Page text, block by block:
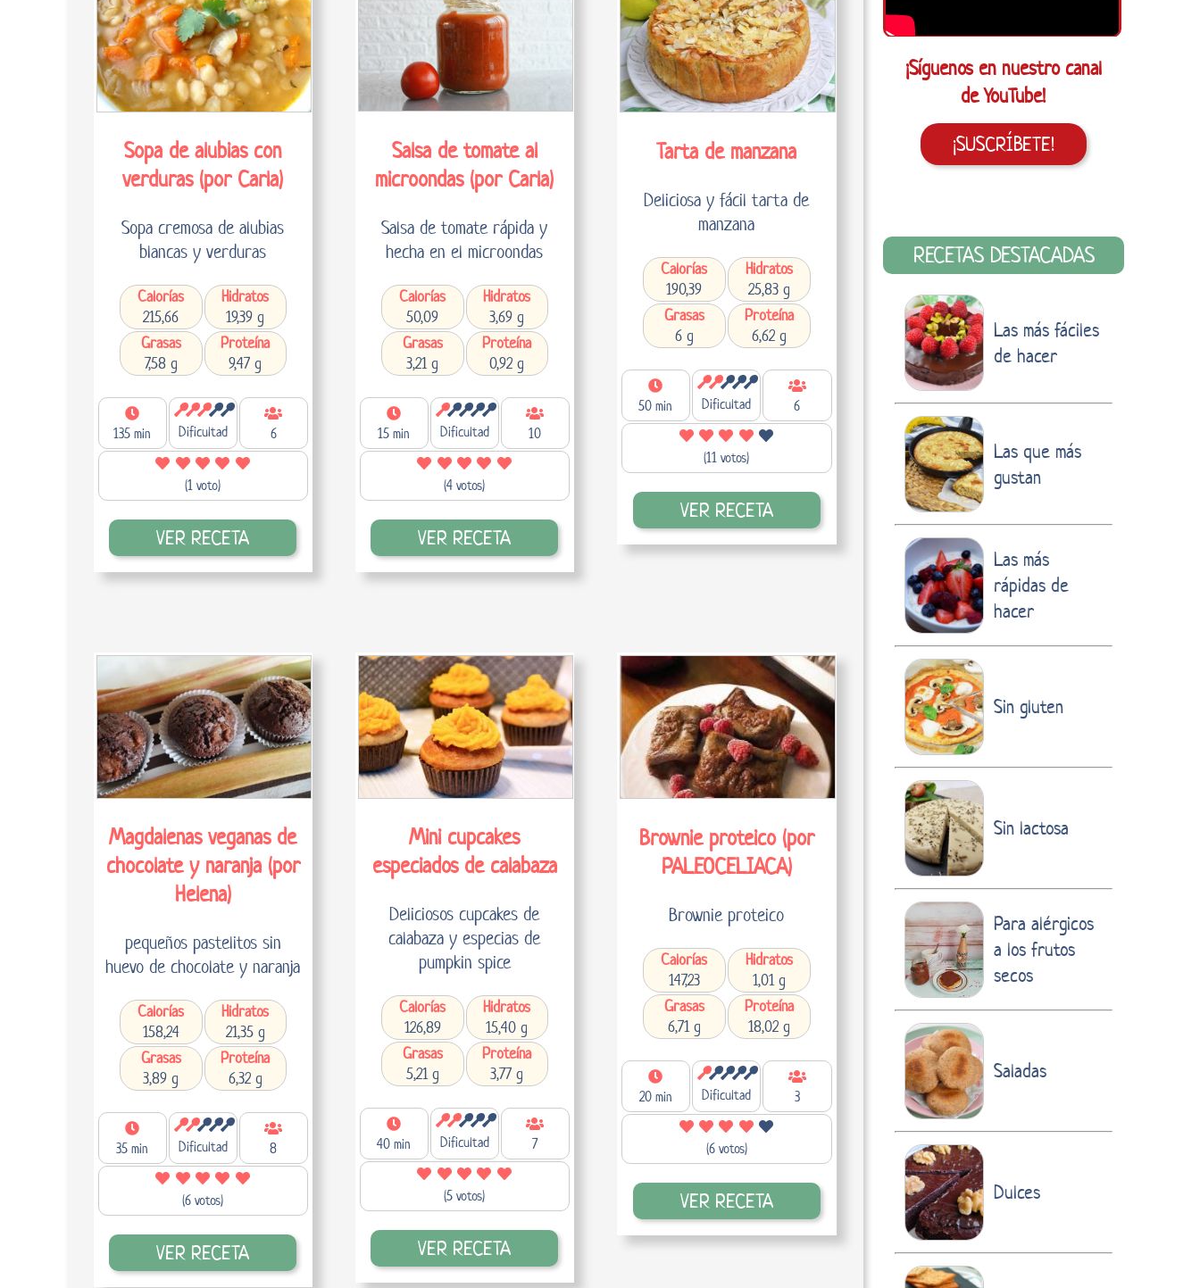
Sopa de alubias con
verduras (por Carla)
Sopa cremosa de alubias
blancas y verduras
Calorías
215,66
Hidratos
19,39 g
Grasas
7,58 g
Proteína
9,47 g
135 min Dificultad 6
(1 voto)
VER RECETA
Salsa de tomate al
microondas (por Carla)
Salsa de tomate rápida y
hecha en el microondas
Calorías
50,09
Hidratos
3,69 g
Grasas
3,21 g
Proteína
0,92 g
15 min Dificultad 10
(4 votos)
VER RECETA
Tarta de manzana
Deliciosa y fácil tarta de
manzana
Calorías
190,39
Hidratos
25,83 g
Grasas
6 g
Proteína
6,62 g
50 min Dificultad 6
(11 votos)
VER RECETA
Magdalenas veganas de
chocolate y naranja (por
Helena)
pequeños pastelitos sin
huevo de chocolate y naranja
Calorías
158,24
Hidratos
21,35 g
Grasas
3,89 g
Proteína
6,32 g
35 min Dificultad 8
(6 votos)
VER RECETA
Mini cupcakes
especiados de calabaza
Deliciosos cupcakes de
calabaza y especias de
pumpkin spice
Calorías
126,89
Hidratos
15,40 g
Grasas
5,21 g
Proteína
3,77 g
40 min Dificultad 7
(5 votos)
VER RECETA
Brownie proteico (por
PALEOCELIACA)
Brownie proteico
Calorías
147,23
Hidratos
1,01 g
Grasas
6,71 g
Proteína
18,02 g
20 min Dificultad 3
(6 votos)
VER RECETA
¡Síguenos en nuestro canal
de YouTube!
¡SUSCRÍBETE!
RECETAS DESTACADAS
Las más fáciles
de hacer
Las que más
gustan
Las más
rápidas de
hacer
Sin gluten
Sin lactosa
Para alérgicos
a los frutos
secos
Saladas
Dulces